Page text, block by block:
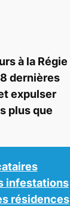
à la Régie
dernières
expulser
plus que
infestations
résidences